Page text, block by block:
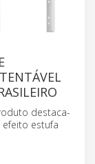
destaca-
efeito estufa